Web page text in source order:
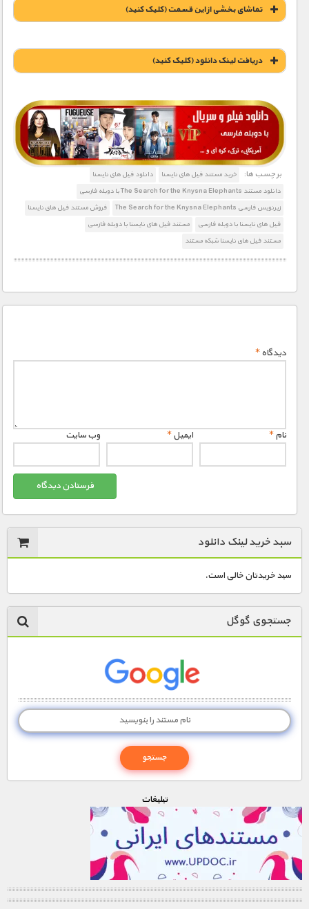
تماشای بخشی از این قسمت (کلیک کنید)
دریافت لينک دانلود (کليک کنيد)
1900 تومان – خريد لينک دانلود (افزودن به سبد خريد)
برچسب ها: خرید مستند فیل های نایسنا
دانلود فیل های نایسنا
دانلود مستند The Search for the Knysna Elephants با دوبله فارسی
زیرنویس فارسی The Search for the Knysna Elephants
فروش مستند فیل های نایسنا
فیل های نایسنا با دوبله فارسی
مستند فیل های نایسنا با دوبله فارسی
مستند فیل های نایسنا شبکه مستند
دیدگاه*
نام* ایمیل* وب‌ سایت
سبد خرید لینک دانلود
سبد خریدتان خالی است.
جستجوی گوگل
تبليغات